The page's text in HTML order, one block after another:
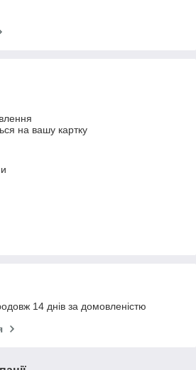
на вашу картку
14 днів за домовленістю